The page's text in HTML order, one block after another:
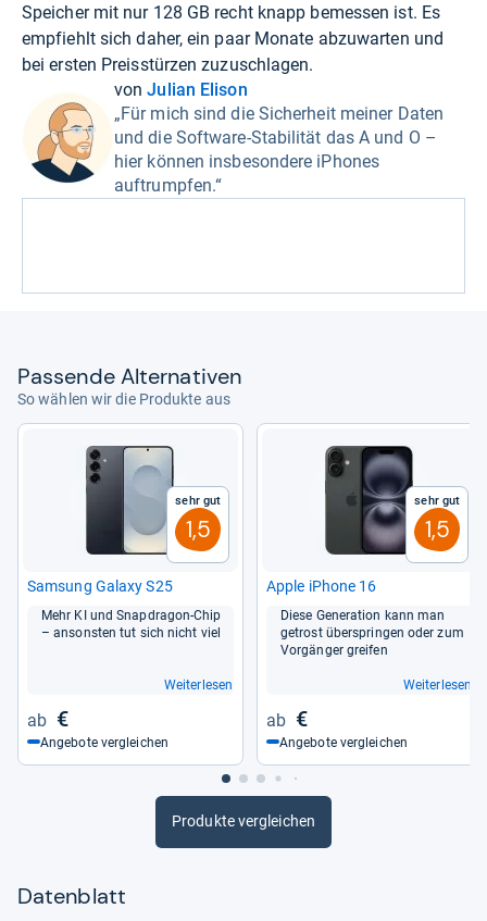
Speicher mit nur 128 GB recht knapp bemessen ist. Es
empfiehlt sich daher, ein paar Monate abzuwarten und
bei ersten Preisstürzen zuzuschlagen.
vonJulian Elison
„Für mich sind die Sicherheit meiner Daten
und die Software-Stabilität das A und O –
hier können insbesondere iPhones
auftrumpfen.“
Pas­sende Alter­na­ti­ven
So wählen wir die Produkte aus
Sehr gut
1,5
Sam­sung Galaxy S25
Mehr KI und Snap­dra­gon-​Chip
– ansons­ten tut sich nicht viel
Weiterlesen
€
Angebote vergleichen
Sehr gut
1,5
Apple iPhone 16
Diese Gene­ra­tion kann man
getrost über­sprin­gen oder zum
Vor­gän­ger grei­fen
Weiterlesen
€
Angebote vergleichen
Produkte vergleichen
Datenblatt